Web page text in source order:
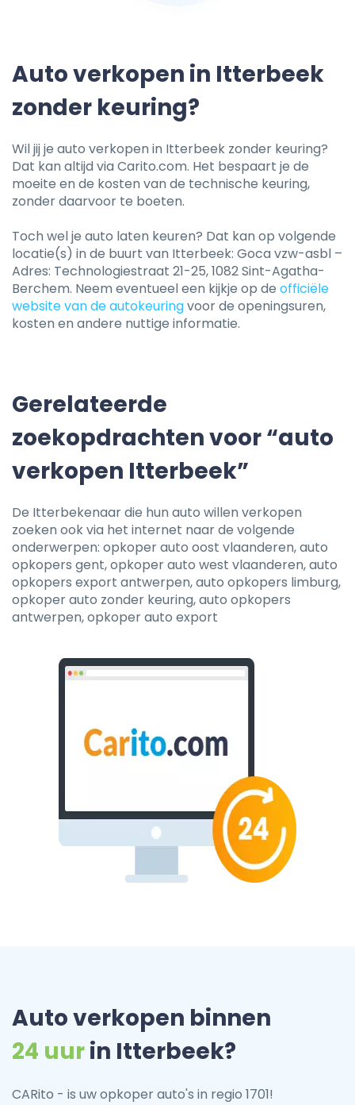
Auto verkopen in Itterbeek
zonder keuring?
Wil jij je auto verkopen in Itterbeek zonder keuring?
Dat kan altijd via Carito.com. Het bespaart je de
moeite en de kosten van de technische keuring,
zonder daarvoor te boeten.
Toch wel je auto laten keuren? Dat kan op volgende
locatie(s) in de buurt van Itterbeek: Goca vzw-asbl –
Adres: Technologiestraat 21-25, 1082 Sint-Agatha-
Berchem. Neem eventueel een kijkje op de officiële
website van de autokeuringvoor de openingsuren,
kosten en andere nuttige informatie.
Gerelateerde
zoekopdrachten voor “auto
verkopen Itterbeek”
De Itterbekenaar die hun auto willen verkopen
zoeken ook via het internet naar de volgende
onderwerpen: opkoper auto oost vlaanderen, auto
opkopers gent, opkoper auto west vlaanderen, auto
opkopers export antwerpen, auto opkopers limburg,
opkoper auto zonder keuring, auto opkopers
antwerpen, opkoper auto export
Auto verkopen binnen
24 uurin Itterbeek?
CARito - is uw opkoper auto's in regio 1701!